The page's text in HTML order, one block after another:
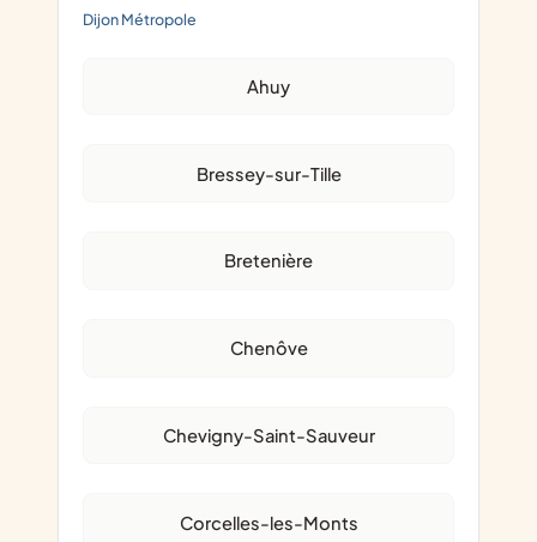
Dijon Métropole
Ahuy
Bressey-sur-Tille
Bretenière
Chenôve
Chevigny-Saint-Sauveur
Corcelles-les-Monts